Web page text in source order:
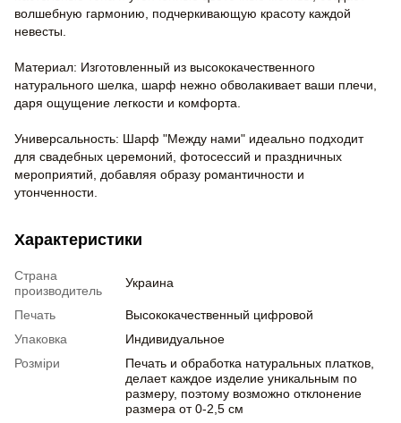
волшебную гармонию, подчеркивающую красоту каждой
невесты.
Материал: Изготовленный из высококачественного
натурального шелка, шарф нежно обволакивает ваши плечи,
даря ощущение легкости и комфорта.
Универсальность: Шарф "Между нами" идеально подходит
для свадебных церемоний, фотосессий и праздничных
мероприятий, добавляя образу романтичности и
утонченности.
Характеристики
Страна
производитель
Украина
Печать
Высококачественный цифровой
Упаковка
Индивидуальное
Розміри
Печать и обработка натуральных платков,
делает каждое изделие уникальным по
размеру, поэтому возможно отклонение
размера от 0-2,5 см